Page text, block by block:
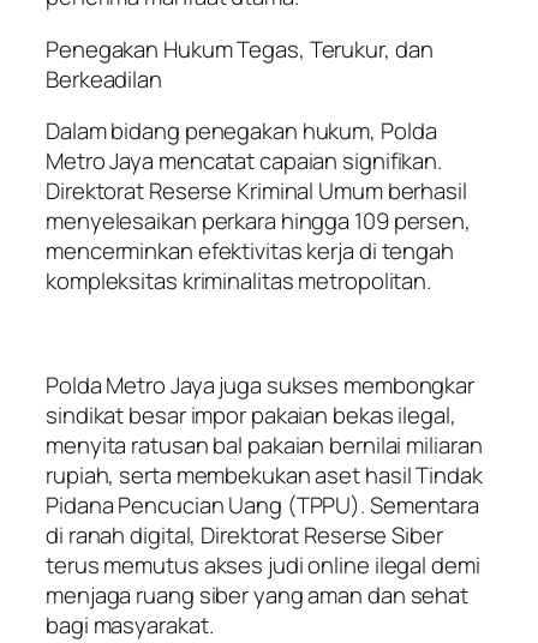
Penegakan Hukum Tegas, Terukur, dan
Berkeadilan
Dalam bidang penegakan hukum, Polda
Metro Jaya mencatat capaian signifikan.
Direktorat Reserse Kriminal Umum berhasil
menyelesaikan perkara hingga 109 persen,
mencerminkan efektivitas kerja di tengah
kompleksitas kriminalitas metropolitan.
Polda Metro Jaya juga sukses membongkar
sindikat besar impor pakaian bekas ilegal,
menyita ratusan bal pakaian bernilai miliaran
rupiah, serta membekukan aset hasil Tindak
Pidana Pencucian Uang (TPPU). Sementara
di ranah digital, Direktorat Reserse Siber
terus memutus akses judi online ilegal demi
menjaga ruang siber yang aman dan sehat
bagi masyarakat.